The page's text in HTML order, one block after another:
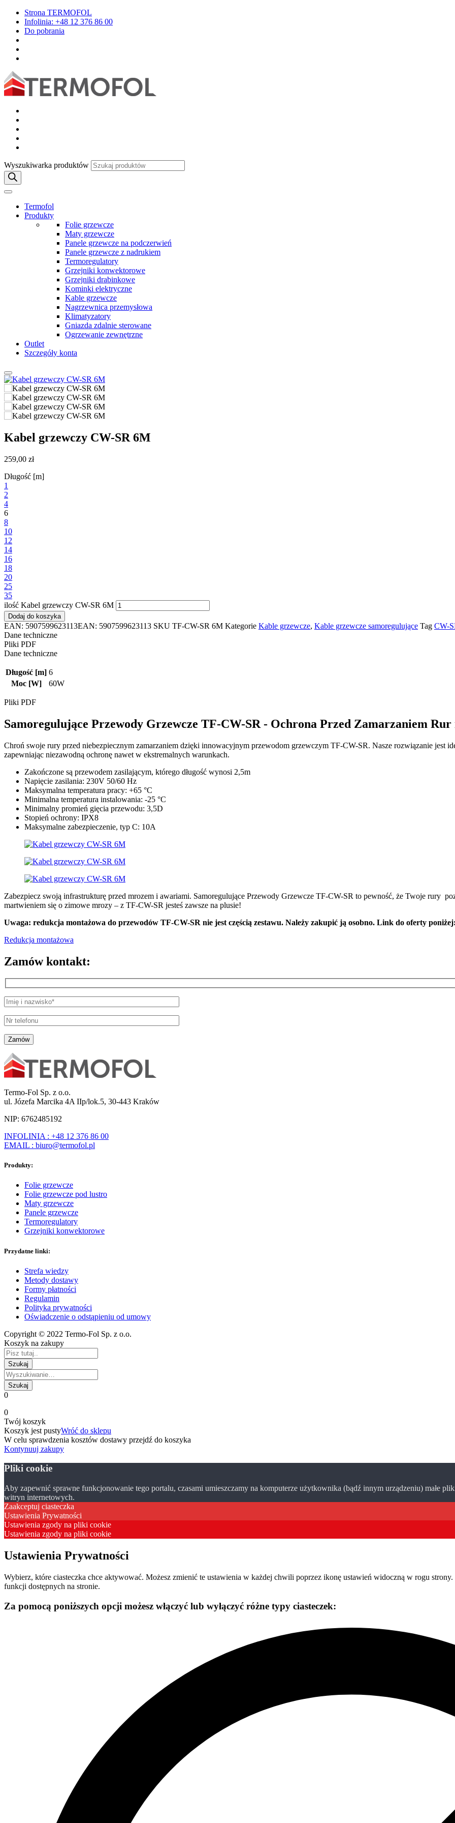
Strona TERMOFOL
Infolinia: +48 12 376 86 00
Do pobrania
Wyszukiwarka produktów
Termofol
Produkty
Folie grzewcze
Maty grzewcze
Panele grzewcze na podczerwień
Panele grzewcze z nadrukiem
Termoregulatory
Grzejniki konwektorowe
Grzejniki drabinkowe
Kominki elektryczne
Kable grzewcze
Nagrzewnica przemysłowa
Klimatyzatory
Gniazda zdalnie sterowane
Ogrzewanie zewnętrzne
Outlet
Szczegóły konta
Kabel grzewczy CW-SR 6M
259,00 zł
Długość [m]
1
2
4
6
8
10
12
14
16
18
20
25
35
ilość Kabel grzewczy CW-SR 6M
Dodaj do koszyka
EAN: 5907599623113EAN: 5907599623113 SKU TF-CW-SR 6M Kategorie Kable grzewcze, Kable grzewcze samoregulujące Tag CW-
Dane techniczne
Pliki PDF
Dane techniczne
Długość [m] 6
Moc [W]
60W
Pliki PDF
Samoregulujące Przewody Grzewcze TF-CW-SR - Ochrona Przed Zamarzaniem
Chroń swoje rury przed niebezpiecznym zamarzaniem dzięki innowacyjnym przewodom grzewczym TF-CW-SR. Nasze rozwiązanie jest
zapewniając niezawodną ochronę nawet w ekstremalnych warunkach.
Zakończone są przewodem zasilającym, którego długość wynosi 2,5m
Napięcie zasilania: 230V 50/60 Hz
Maksymalna temperatura pracy: +65 °C
Minimalna temperatura instalowania: -25 °C
Minimalny promień gięcia przewodu: 3,5D
Stopień ochrony: IPX8
Maksymalne zabezpieczenie, typ C: 10A
Zabezpiecz swoją infrastrukturę przed mrozem i awariami. Samoregulujące Przewody Grzewcze TF-CW-SR to pewność, że Twoje rury
martwieniem się o zimowe mrozy – z TF-CW-SR jesteś zawsze na plusie!
Uwaga: redukcja montażowa do przewodów TF-CW-SR nie jest częścią zestawu. Należy zakupić ją osobno. Link do oferty
Redukcja montażowa
Zamów kontakt:
Termo-Fol Sp. z o.o.
ul. Józefa Marcika 4A IIp/lok.5, 30-443 Kraków
NIP: 6762485192
INFOLINIA : +48 12 376 86 00
EMAIL : biuro@termofol.pl
Produkty:
Folie grzewcze
Folie grzewcze pod lustro
Maty grzewcze
Panele grzewcze
Termoregulatory
Grzejniki konwektorowe
Przydatne linki:
Strefa wiedzy
Metody dostawy
Formy płatności
Regulamin
Polityka prywatności
Oświadczenie o odstąpieniu od umowy
Copyright © 2022 Termo-Fol Sp. z o.o.
Koszyk na zakupy
0
0
Twój koszyk
Koszyk jest pustyWróć do sklepu
W celu sprawdzenia kosztów dostawy przejdź do koszyka
Kontynuuj zakupy
Pliki cookie
Aby zapewnić sprawne funkcjonowanie tego portalu, czasami umieszczamy na komputerze użytkownika (bądź innym urządzeniu) małe
witryn internetowych.
Zaakceptuj ciasteczka
Ustawienia Prywatności
Ustawienia zgody na pliki cookie
Ustawienia zgody na pliki cookie
Ustawienia Prywatności
Wybierz, które ciasteczka chce aktywować. Możesz zmienić te ustawienia w każdej chwili poprzez ikonę ustawień widoczną w rogu
funkcji dostępnych na stronie.
Za pomocą poniższych opcji możesz włączyć lub wyłączyć różne typy ciasteczek: